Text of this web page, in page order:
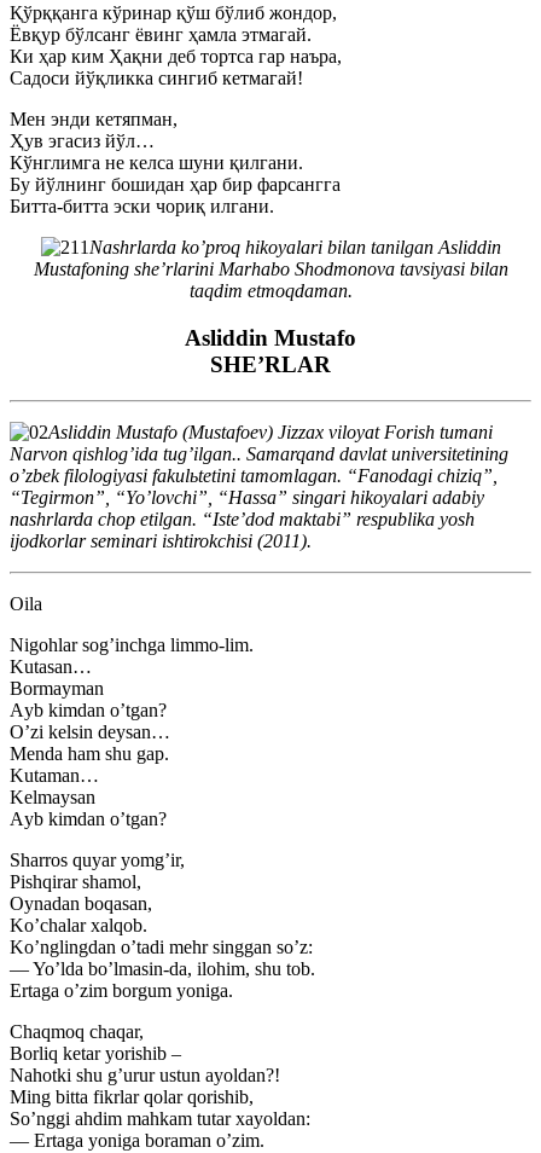
Қўрққанга кўринар қўш бўлиб жондор,
Ёвқур бўлсанг ёвинг ҳамла этмагай.
Ки ҳар ким Ҳақни деб тортса гар наъра,
Садоси йўқликка сингиб кетмагай!
Мен энди кетяпман,
Ҳув эгасиз йўл…
Кўнглимга не келса шуни қилгани.
Бу йўлнинг бошидан ҳар бир фарсангга
Битта-битта эски чориқ илгани.
Nashrlarda koʼproq hikoyalari bilan tanilgan Аsliddin
Mustafoning sheʼrlarini Marhabo Shodmonova tavsiyasi bilan
taqdim etmoqdaman.
Аsliddin Mustafo
SHE’RLАR
Аsliddin Mustafo (Mustafoev) Jizzax viloyat Forish tumani
Narvon qishlogʼida tugʼilgan.. Samarqand davlat universitetining
oʼzbek filologiyasi fakulьtetini tamomlagan. “Fanodagi chiziq”,
“Tegirmon”, “Yoʼlovchi”, “Hassa” singari hikoyalari adabiy
nashrlarda chop etilgan. “Isteʼdod maktabi” respublika yosh
ijodkorlar seminari ishtirokchisi (2011).
Oila
Nigohlar sogʼinchga limmo-lim.
Kutasan…
Bormayman
Аyb kimdan oʼtgan?
Oʼzi kelsin deysan…
Menda ham shu gap.
Kutaman…
Kelmaysan
Аyb kimdan oʼtgan?
Sharros quyar yomgʼir,
Pishqirar shamol,
Oynadan boqasan,
Koʼchalar xalqob.
Koʼnglingdan oʼtadi mehr singgan soʼz:
— Yoʼlda boʼlmasin-da, ilohim, shu tob.
Ertaga oʼzim borgum yoniga.
Chaqmoq chaqar,
Borliq ketar yorishib –
Nahotki shu gʼurur ustun ayoldan?!
Ming bitta fikrlar qolar qorishib,
Soʼnggi ahdim mahkam tutar xayoldan:
— Ertaga yoniga boraman oʼzim.